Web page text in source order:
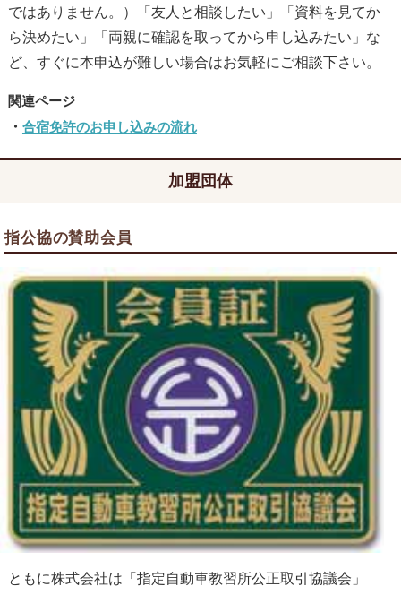
ではありません。）「友人と相談したい」「資料を見てか
ら決めたい」「両親に確認を取ってから申し込みたい」な
ど、すぐに本申込が難しい場合はお気軽にご相談下さい。
合宿免許のお申し込みの流れ
加盟団体
指公協の賛助会員
ともに株式会社は「指定自動車教習所公正取引協議会」